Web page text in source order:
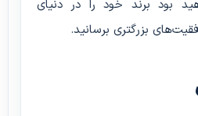
بود برند خود را در دنیای
بزرگتری برسانید.